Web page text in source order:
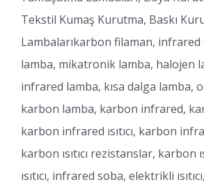
Tekstil Kumaş Kurutma, Baskı
Lambalarıkarbon filaman,
lamba, mikatronik lamba, halojen
infrared lamba, kısa dalga lamba,
karbon lamba, karbon infrared,
karbon infrared ısıtıcı, karbon
karbon ısıtıcı rezistanslar, karbon
ısıtıcı, infrared soba, elektrikli